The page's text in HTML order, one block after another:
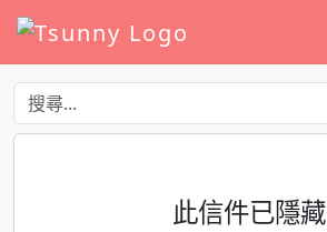
此信件已隱藏